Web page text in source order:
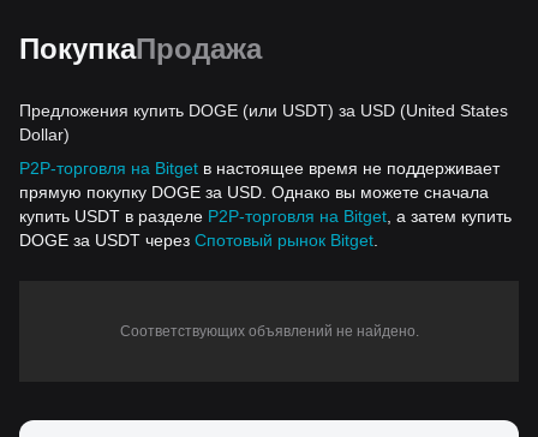
ПокупкаПродажа
Предложения купить DOGE (или USDT) за USD (United States
Dollar)
P2P-торговля на Bitget в настоящее время не поддерживает
прямую покупку DOGE за USD. Однако вы можете сначала
купить USDT в разделе P2P-торговля на Bitget , а затем купить
DOGE за USDT через Спотовый рынок Bitget
Соответствующих объявлений не найдено.